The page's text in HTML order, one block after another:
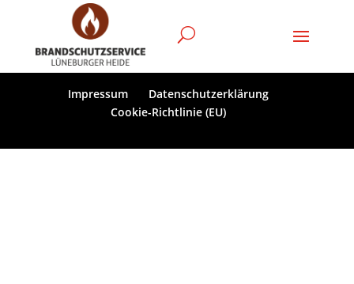
Impressum
Datenschutzerklärung
Cookie-Richtlinie (EU)